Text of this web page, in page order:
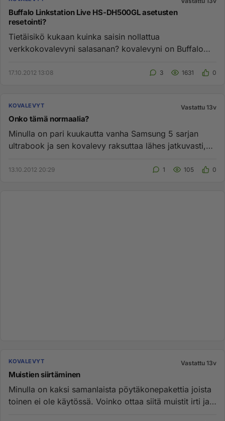
Buffalo Linkstation Live HS-DH500GL asetusten
resetointi?
Tietäisikö kukaan kuinka saisin nollattua
verkkokovalevyni salasanan? kovalevyni on Buffalo
17.10.2012 13:08 3 1631 0
KOVALEVYT Vastattu 13v
Onko tämä normaalia?
Minulla on pari kuukautta vanha Samsung 5 sarjan
ultrabook ja sen kovalevy raksuttaa lähes jatkuvasti,
13.10.2012 20:29 1 105 0
KOVALEVYT Vastattu 13v
Muistien siirtäminen
Minulla on kaksi samanlaista pöytäkonepakettia joista
toinen ei ole käytössä. Voinko ottaa siitä muistit irti ja